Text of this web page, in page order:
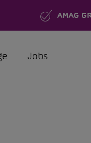
AMAG
Jobs